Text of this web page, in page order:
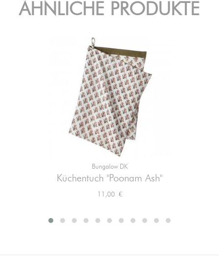
ÄHNLICHE PRODUKTE
Bungalow DK
Küchentuch "Poonam Ash"
Preis
11,00 €